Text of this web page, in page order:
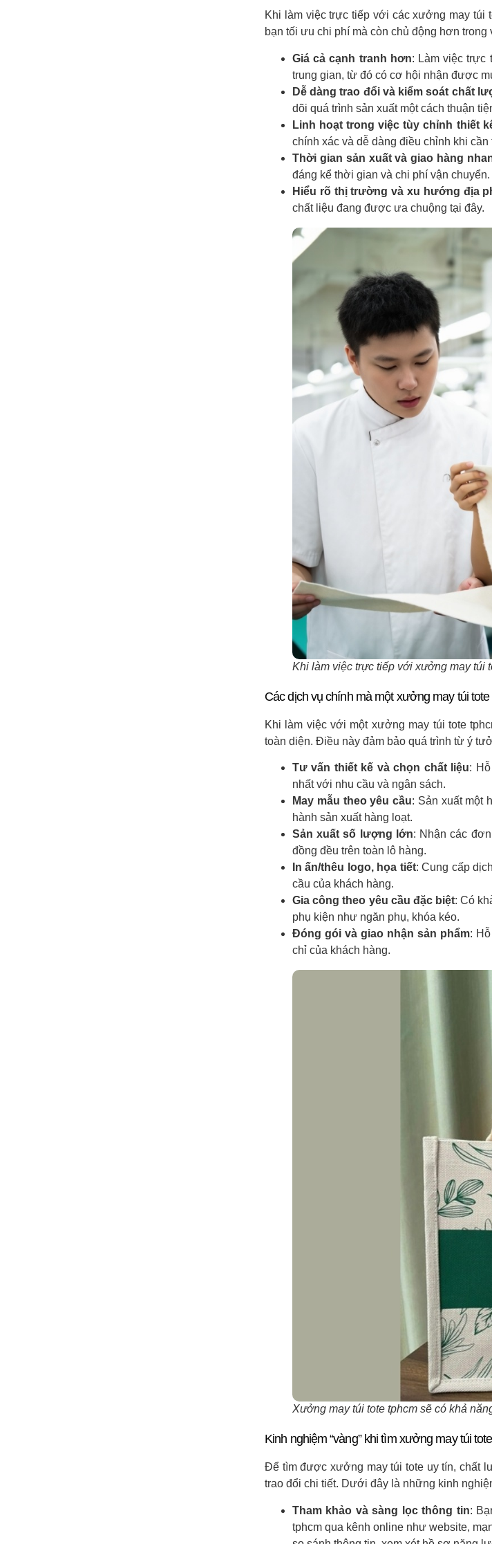
Khi làm việc trực tiếp với các xưởng may túi
bạn tối ưu chi phí mà còn chủ động hơn
Giá cả cạnh tranh hơn: Làm việc trực
trung gian, từ đó có cơ hội nhận được
Dễ dàng trao đổi và kiểm soát chất
dõi quá trình sản xuất một cách thuận
Linh hoạt trong việc tùy chỉnh thiết
chính xác và dễ dàng điều chỉnh khi cần
Thời gian sản xuất và giao hàng
đáng kể thời gian và chi phí vận chuyển.
Hiểu rõ thị trường và xu hướng địa
chất liệu đang được ưa chuộng tại đây.
Khi làm việc trực tiếp với xưởng may túi
Các dịch vụ chính mà một xưởng may túi
Khi làm việc với một xưởng may túi tote
toàn diện. Điều này đảm bảo quá trình từ ý
Tư vấn thiết kế và chọn chất liệu:
nhất với nhu cầu và ngân sách.
May mẫu theo yêu cầu: Sản xuất một
hành sản xuất hàng loạt.
Sản xuất số lượng lớn: Nhận các
đồng đều trên toàn lô hàng.
In ấn/thêu logo, họa tiết: Cung cấp
cầu của khách hàng.
Gia công theo yêu cầu đặc biệt: Có
phụ kiện như ngăn phụ, khóa kéo.
Đóng gói và giao nhận sản phẩm:
chỉ của khách hàng.
Xưởng may túi tote tphcm sẽ có khả
Kinh nghiệm “vàng” khi tìm xưởng may túi
Để tìm được xưởng may túi tote uy tín, chất
trao đổi chi tiết. Dưới đây là những kinh
Tham khảo và sàng lọc thông tin:
tphcm qua kênh online như website,